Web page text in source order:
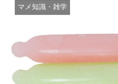
マメ知識・雑学